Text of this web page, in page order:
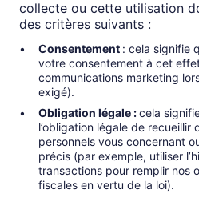
collecte ou cette utilisation
des critères suivants :
Consentement : cela signifie
votre consentement à cet
communications marketing
exigé).
Obligation légale :cela
l’obligation légale de recueillir
personnels vous concernant
précis (par exemple, utiliser
transactions pour remplir nos
fiscales en vertu de la loi).